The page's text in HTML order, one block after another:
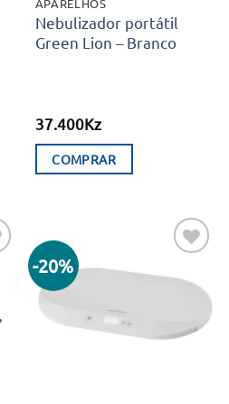
Nebulizador portátil
Green Lion – Branco
37.400Kz
COMPRAR
-20%
Adicionar
aos meus